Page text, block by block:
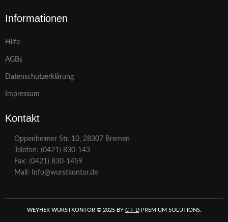
Informationen
Hilfe
AGBs
Datenschutzerklärung
Impressum
Kontakt
Oppenheimer Str. 10, 28307 Bremen
Telefon: (0421) 830-143
Fax: (0421) 830-1459
Mail: Info@wurstkontor.de
WEYHER WURSTKONTOR © 2025 BY C-T-DPREMIUM SOLUTIONS.